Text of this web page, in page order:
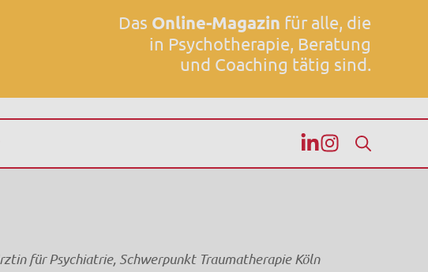
Das Online-Magazin für alle, die
in Psychotherapie, Beratung
und Coaching tätig sind.
für Psychiatrie, Schwerpunkt Traumatherapie Köln